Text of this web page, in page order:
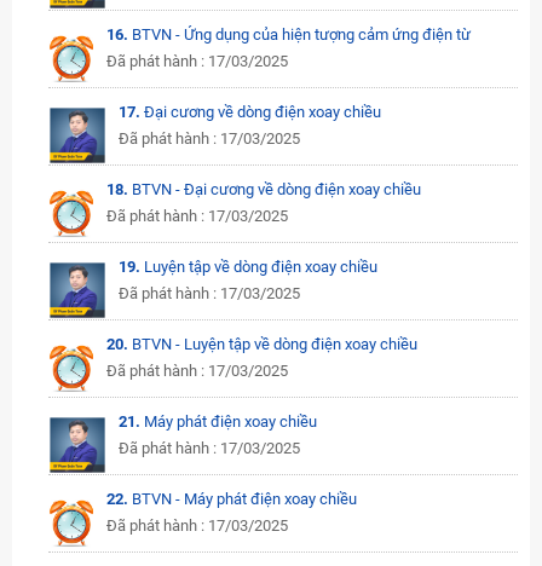
16. BTVN - Ứng dụng của hiện tượng cảm ứng điện từ
Đã phát hành : 17/03/2025
17. Đại cương về dòng điện xoay chiều
Đã phát hành : 17/03/2025
18. BTVN - Đại cương về dòng điện xoay chiều
Đã phát hành : 17/03/2025
19. Luyện tập về dòng điện xoay chiều
Đã phát hành : 17/03/2025
20. BTVN - Luyện tập về dòng điện xoay chiều
Đã phát hành : 17/03/2025
21. Máy phát điện xoay chiều
Đã phát hành : 17/03/2025
22. BTVN - Máy phát điện xoay chiều
Đã phát hành : 17/03/2025